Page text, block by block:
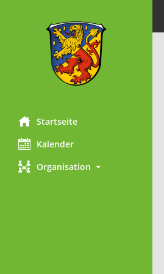
Startseite
Kalender
Organisation